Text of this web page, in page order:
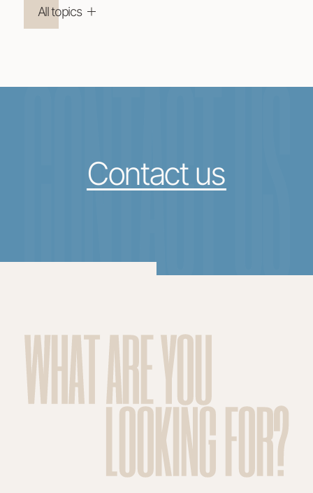
All topics
CONTACT US
Contact us
WHAT ARE YOU
LOOKING FOR?